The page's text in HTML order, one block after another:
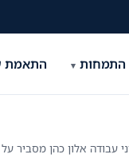
התמחות התאמת
עבודה אלון כהן מסביר